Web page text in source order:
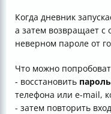
Когда дневник
а затем возвращает
неверном пароле от
Что можно
- восстановить пароль
телефона или e-mail,
- затем повторить